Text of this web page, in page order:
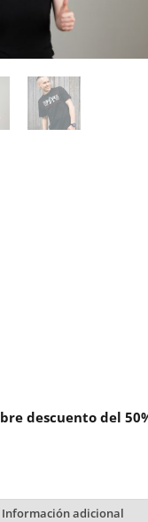
descuento del
Información adicional